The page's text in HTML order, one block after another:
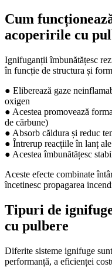
Cum
acoperirile cu
Ignifuganții îmbunătățesc
în funcție de structura și
● Eliberează gaze
oxigen
● Acestea promovează
de cărbune)
● Absorb căldura și reduc
● Întrerup reacțiile în lanț
● Acestea îmbunătățesc
Aceste efecte combinate
încetinesc propagarea
Tipuri de
cu pulbere
Diferite sisteme ignifuge
performanță, a eficienței